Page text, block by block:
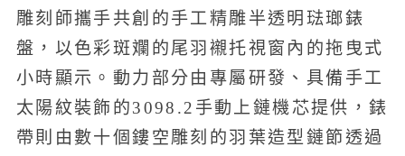
雕刻師攜手共創的手工精雕半透明琺瑯錶
盤，以色彩斑斕的尾羽襯托視窗內的拖曳式
小時顯示。動力部分由專屬研發、具備手工
太陽紋裝飾的3098.2手動上鏈機芯提供，錶
帶則由數十個鏤空雕刻的羽葉造型鏈節透過